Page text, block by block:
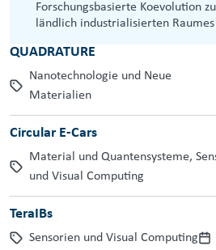
Forschungsbasierte Koevolution
ländlich industrialisierten Raumes
QUADRATURE
Nanotechnologie und Neue
Materialien
Circular E-Cars
Material und Quantensysteme,
und Visual Computing
TeraIBs
Sensorien und Visual Computing